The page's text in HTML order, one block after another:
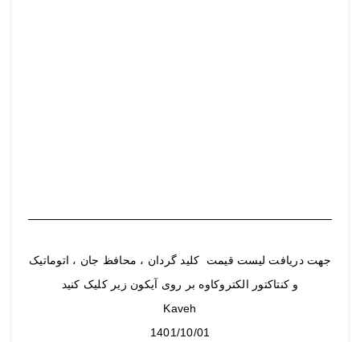
جهت دریافت لیست قیمت کلید گردان ، محافظ جان ، اتوماتیک
و کنتاکتور الکتروکاوه بر روی آیکون زیر کلیک کنید
Kaveh
1401/10/01